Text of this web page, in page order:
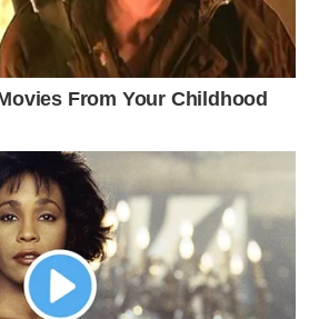
From Your Childhood